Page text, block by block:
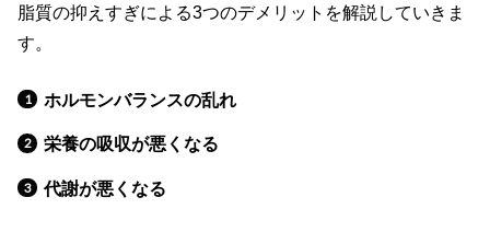
脂質の抑えすぎによる3つのデメリットを解説していきま
す。
ホルモンバランスの乱れ
栄養の吸収が悪くなる
代謝が悪くなる